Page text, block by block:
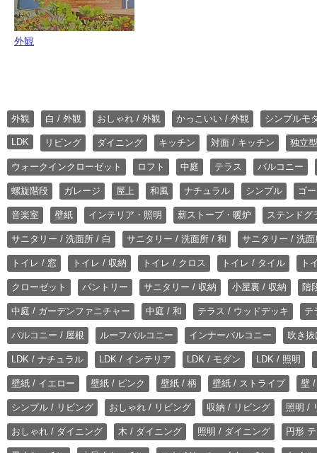
外観
外観 白 / 外観 おしゃれ / 外観 かっこいい / 外観 シンプルモ
LDK リビング ダイニング キッチン 対面 / キッチン 独立
ウォークインクローゼット ロフト 中庭 テラス バルコニー
螺旋階段 ガレージ 屋上 和風 ナチュラル シンプル ゴ
音楽室 壁紙 インテリア・照明 薪ストーブ・暖炉 ステンドグ
サニタリー / 洗面所 / 白 サニタリー / 洗面所 / 和 サニタリー / 洗
トイレ / 窓 トイレ / 収納 トイレ / クロス トイレ / タイル ト
クローゼット パントリー サニタリー / 収納 小屋裏 / 収納 階
中庭 / ガーデンファニチャー 中庭 / 和 テラス / ウッドデッキ テ
バルコニー / 屋根 ルーフバルコニー インナーバルコニー 吹き
LDK / ナチュラル LDK / インテリア LDK / モダン LDK / 照明
壁紙 / イエロー 壁紙 / ピンク 壁紙 / 柄 壁紙 / ストライプ 壁
シンプル / リビング おしゃれ / リビング 収納 / リビング 照明 /
おしゃれ / ダイニング 木 / ダイニング 照明 / ダイニング 円形